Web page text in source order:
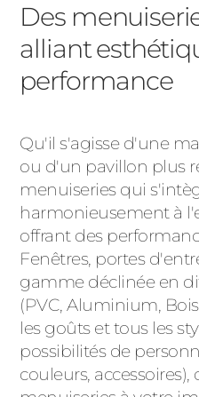
Des
alliant
performance
Qu'il s'agisse d'une
ou d'un pavillon plus
menuiseries qui
harmonieusement à
offrant des
Fenêtres, portes
gamme déclinée en
(PVC, Aluminium,
les goûts et tous les
possibilités de
couleurs,